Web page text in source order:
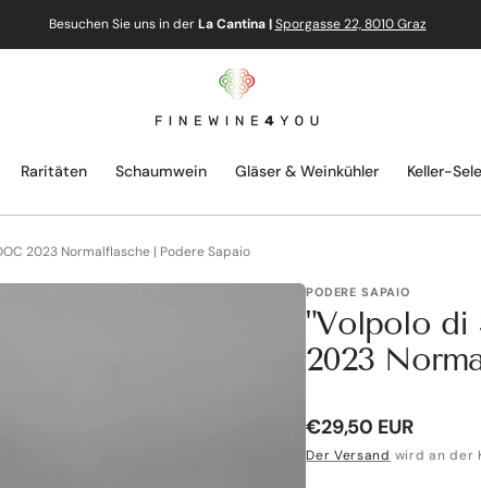
Besuchen Sie uns in derLa Cantina | Sporgasse 22, 8010 Graz
Raritäten Schaumwein Gläser & Weinkühler Keller-
2023 Normalflasche | Podere Sapaio
PODERE SAPAIO
"Volpolo di
2023
Normaler
Preis
€29,50 EUR
Der Versand wird an der